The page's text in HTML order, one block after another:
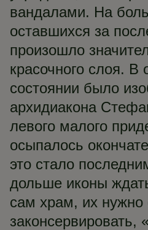
вандалами. На
оставшихся за
произошло
красочного слоя. В
состоянии было
архидиакона
левого малого
осыпалось
это стало
дольше иконы
сам храм, их нужно
законсервировать,